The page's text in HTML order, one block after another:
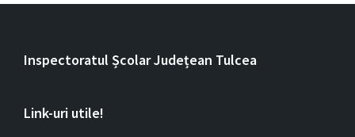
Inspectoratul Școlar Județean Tulcea
Link-uri utile!